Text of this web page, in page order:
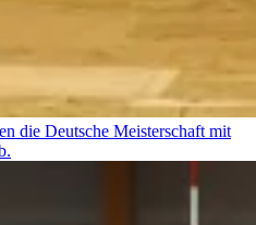
die Deutsche Meisterschaft mit